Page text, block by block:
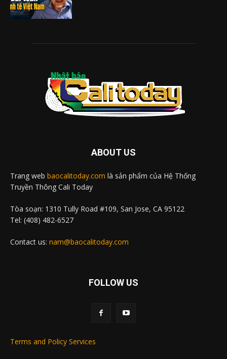
ABOUT US
Trang web baocalitoday.com là sản phẩm của Hệ Thống
Truyền Thông Cali Today
Tòa soạn: 1310 Tully Road #109, San Jose, CA 95122
Tel: (408) 482-6527
Contact us: nam@baocalitoday.com
FOLLOW US
Terms and Policy Services